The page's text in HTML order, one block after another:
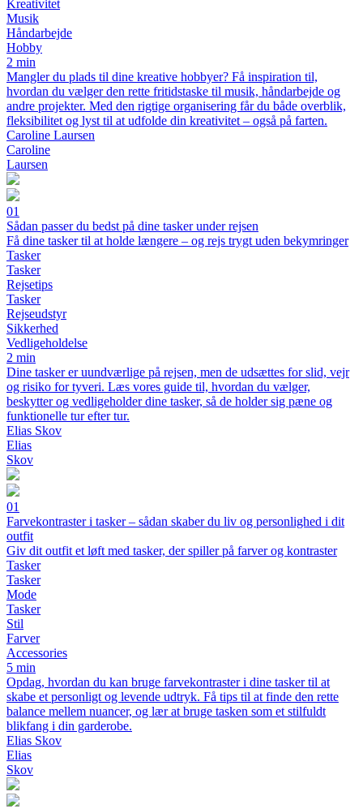
Kreativitet
Musik
Håndarbejde
Hobby
2 min
Mangler du plads til dine kreative hobbyer? Få inspiration til,
hvordan du vælger den rette fritidstaske til musik, håndarbejde og
andre projekter. Med den rigtige organisering får du både overblik,
fleksibilitet og lyst til at udfolde din kreativitet – også på farten.
Caroline Laursen
Caroline
Laursen
01
Sådan passer du bedst på dine tasker under rejsen
Få dine tasker til at holde længere – og rejs trygt uden bekymringer
Tasker
Tasker
Rejsetips
Tasker
Rejseudstyr
Sikkerhed
Vedligeholdelse
2 min
Dine tasker er uundværlige på rejsen, men de udsættes for slid, vejr
og risiko for tyveri. Læs vores guide til, hvordan du vælger,
beskytter og vedligeholder dine tasker, så de holder sig pæne og
funktionelle tur efter tur.
Elias Skov
Elias
Skov
01
Farvekontraster i tasker – sådan skaber du liv og personlighed i dit
outfit
Giv dit outfit et løft med tasker, der spiller på farver og kontraster
Tasker
Tasker
Mode
Tasker
Stil
Farver
Accessories
5 min
Opdag, hvordan du kan bruge farvekontraster i dine tasker til at
skabe et personligt og levende udtryk. Få tips til at finde den rette
balance mellem nuancer, og lær at bruge tasken som et stilfuldt
blikfang i din garderobe.
Elias Skov
Elias
Skov